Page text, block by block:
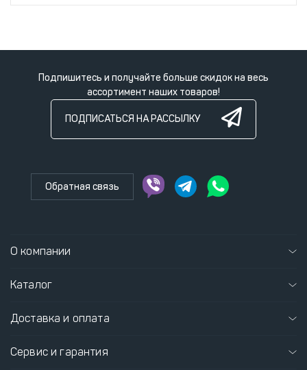
Подпишитесь и получайте больше скидок на весь
ассортимент наших товаров!
ПОДПИСАТЬСЯ НА РАССЫЛКУ
Обратная связь
О компании
Каталог
Доставка и оплата
Сервис и гарантия